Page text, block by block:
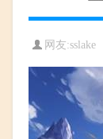
网友:sslake